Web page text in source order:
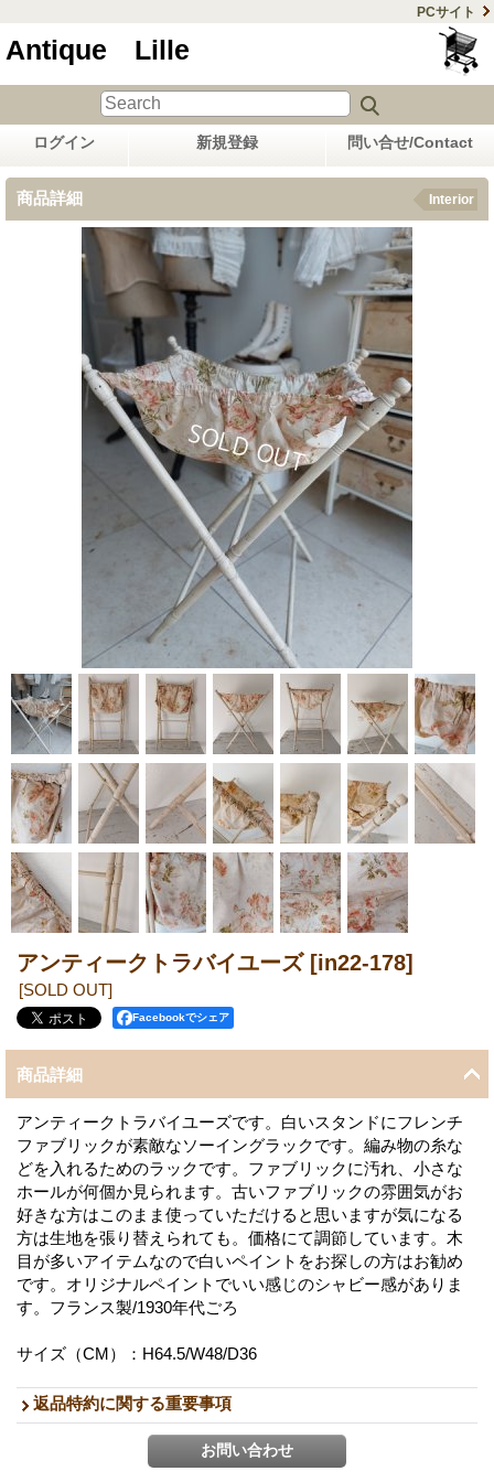
PCサイト
Antique Lille
ログイン 新規登録 問い合せ/Contact
商品詳細 Interior
アンティークトラバイユーズ [in22-178]
[SOLD OUT]
Facebookでシェア
商品詳細
アンティークトラバイユーズです。白いスタンドにフレンチ
ファブリックが素敵なソーイングラックです。編み物の糸な
どを入れるためのラックです。ファブリックに汚れ、小さな
ホールが何個か見られます。古いファブリックの雰囲気がお
好きな方はこのまま使っていただけると思いますが気になる
方は生地を張り替えられても。価格にて調節しています。木
目が多いアイテムなので白いペイントをお探しの方はお勧め
です。オリジナルペイントでいい感じのシャビー感がありま
す。フランス製/1930年代ごろ
サイズ（CM）：H64.5/W48/D36
返品特約に関する重要事項